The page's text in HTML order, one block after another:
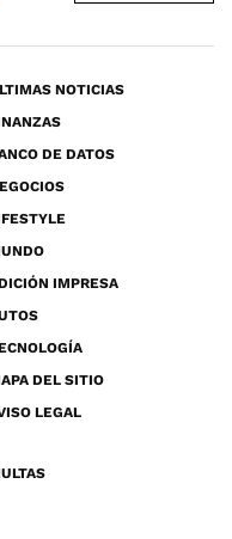
NOTICIAS
DE DATOS
IMPRESA
DEL SITIO
LEGAL